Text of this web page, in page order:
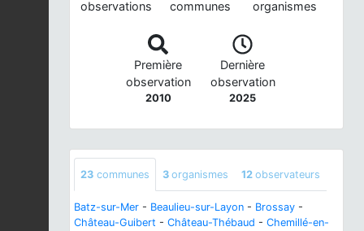
observations communes organismes
Première
observation
2010
Dernière
observation
2025
23 communes 3 organismes 12 observateurs
Batz-sur-Mer - Beaulieu-sur-Layon - Brossay -
Château-Guibert - Château-Thébaud - Chemillé-en-